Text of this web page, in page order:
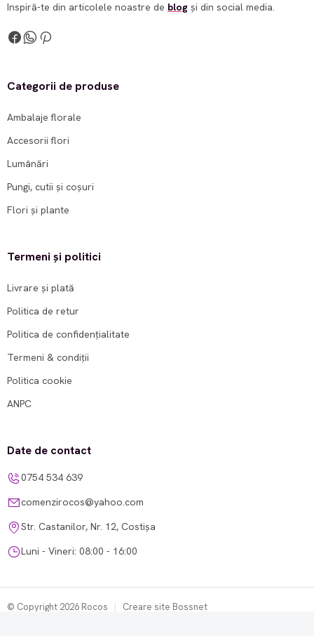
Inspiră-te din articolele noastre de blog și din social media.
Categorii de produse
Ambalaje florale
Accesorii flori
Lumânări
Pungi, cutii și coșuri
Flori și plante
Termeni și politici
Livrare și plată
Politica de retur
Politica de confidențialitate
Termeni & condiții
Politica cookie
ANPC
Date de contact
0754 534 639
comenzirocos@yahoo.com
Str. Castanilor, Nr. 12, Costișa
Luni - Vineri: 08:00 - 16:00
© Copyright 2026 Rocos | Creare site Bossnet